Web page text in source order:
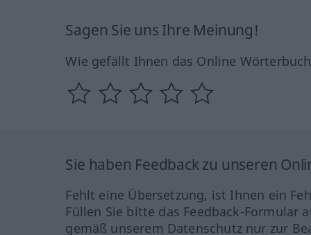
Sagen Sie uns Ihre Meinung!
Wie gefällt Ihnen das Online
Sie haben Feedback zu unseren
Fehlt eine Übersetzung, ist Ihnen ein
Füllen Sie bitte das Feedback-Formular
gemäß unserem Datenschutz nur zur